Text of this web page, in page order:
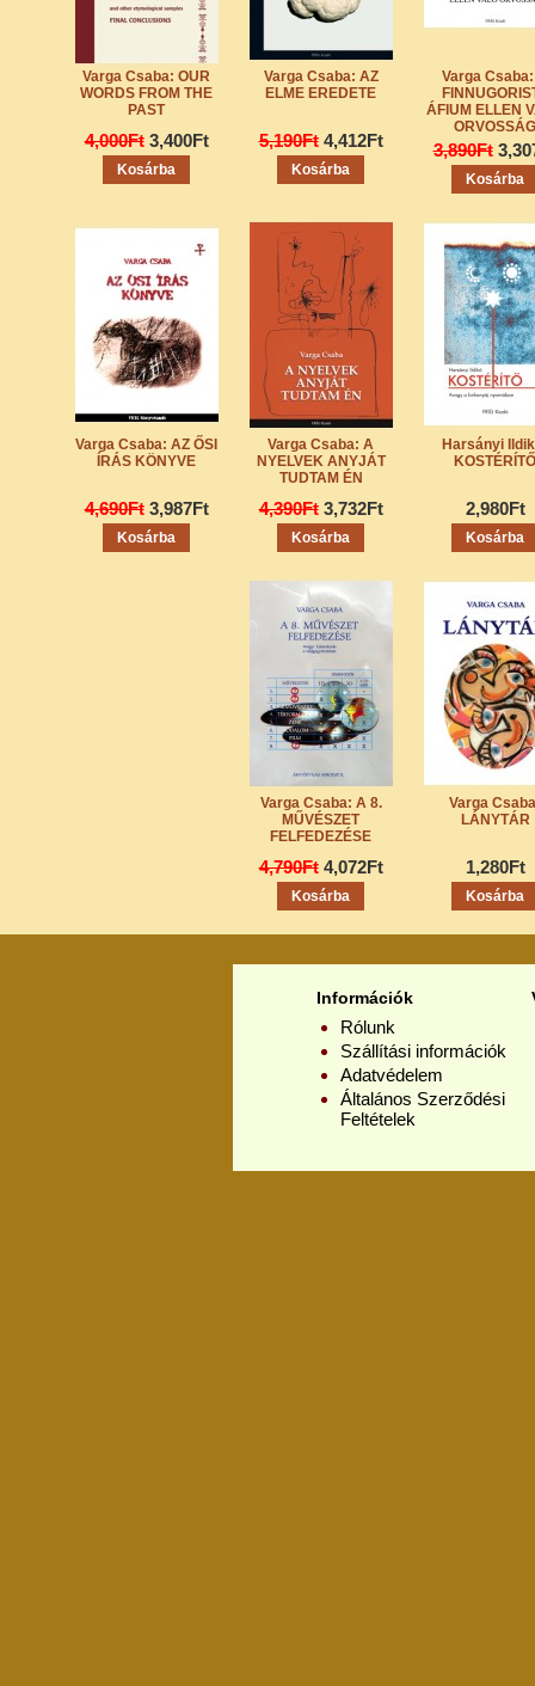
Varga Csaba: OUR
WORDS FROM THE
PAST
4,000Ft 3,400Ft
Varga Csaba: AZ
ELME EREDETE
5,190Ft 4,412Ft
Varga
ÁFIUM ELLEN
ORVOSSÁG
3,890Ft
Varga Csaba: AZ ŐSI
ÍRÁS KÖNYVE
4,690Ft 3,987Ft
Varga Csaba: A
NYELVEK ANYJÁT
TUDTAM ÉN
4,390Ft 3,732Ft
Harsányi
KOSTÉRÍTŐ
2,980Ft
Varga Csaba: A 8.
MŰVÉSZET
FELFEDEZÉSE
4,790Ft 4,072Ft
Varga
LÁNYTÁR
1,280Ft
Információk
Rólunk
Szállítási információk
Adatvédelem
Általános Szerződési
Feltételek